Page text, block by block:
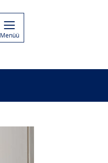
Menüü